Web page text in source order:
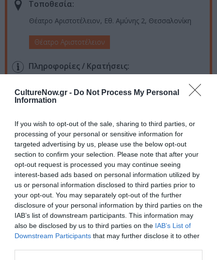
CultureNow.gr - Do Not Process My Personal
Information
If you wish to opt-out of the sale, sharing to third parties, or
processing of your personal or sensitive information for
targeted advertising by us, please use the below opt-out
section to confirm your selection. Please note that after your
opt-out request is processed you may continue seeing
interest-based ads based on personal information utilized by
us or personal information disclosed to third parties prior to
your opt-out. You may separately opt-out of the further
disclosure of your personal information by third parties on the
IAB’s list of downstream participants. This information may
also be disclosed by us to third parties on the IAB’s List of
Downstream Participants that may further disclose it to other
Τοποθεσία:
Θέατρο Αριστοτέλειον, Εθ. Αμύνης 2, Θεσσαλονίκη
Θέατρο Αριστοτέλειον
Πληροφορίες / Κρατήσεις:
μάθετε πρώτοι όλες τις ειδήσεις
Δείτε όλα τατελευταία νέαγια την Τέχνη και τον
Πολιτισμό στοCulturenow.gr
Νέοι Διαγωνισμοί❯
Tags
STRING DEMONS ΑΝΕΣΤΗΣ ΑΖΑΣ
ΑΝΤΙΓΟΝΗ ΓΥΡΑ
ΔΡΑΜΑ - ΚΟΙΝΩΝΙΚΟ - ΣΥΓΧΡΟΝΟ
ΕΛΕΝΗ ΡΑΝΤΟΥ